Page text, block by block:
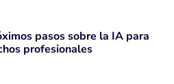
pasos sobre la IA para
profesionales